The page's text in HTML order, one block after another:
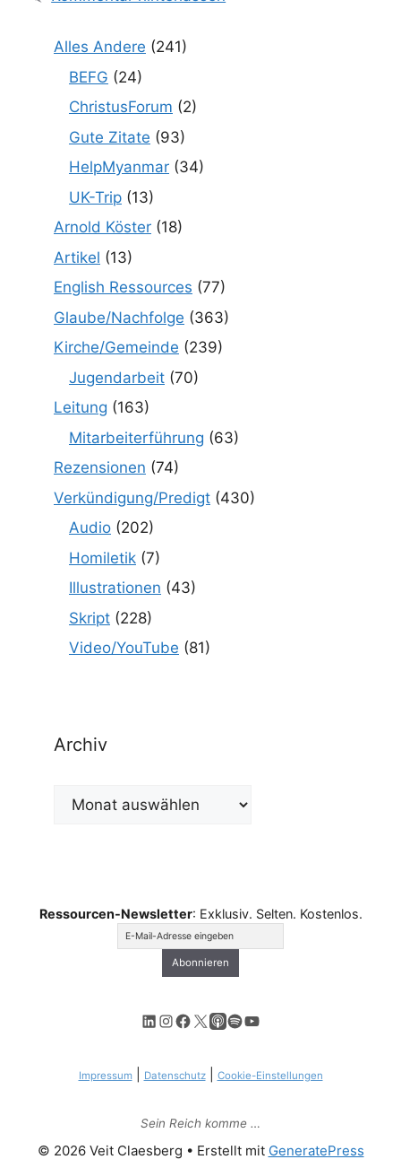
Alles Andere (241)
BEFG (24)
ChristusForum (2)
Gute Zitate (93)
HelpMyanmar (34)
UK-Trip (13)
Arnold Köster (18)
Artikel (13)
English Ressources (77)
Glaube/Nachfolge (363)
Kirche/Gemeinde (239)
Jugendarbeit (70)
Leitung (163)
Mitarbeiterführung (63)
Rezensionen (74)
Verkündigung/Predigt (430)
Audio (202)
Homiletik (7)
Illustrationen (43)
Skript (228)
Video/YouTube (81)
Archiv
Archiv
Ressourcen-Newsletter: Exklusiv. Selten. Kostenlos.
LinkedIn
Instagram
Facebook
X Apple Podcasts
Spotify
YouTube
Impressum| Datenschutz| Cookie-Einstellungen
Sein Reich komme …
© 2026 Veit Claesberg • Erstellt mit GeneratePress